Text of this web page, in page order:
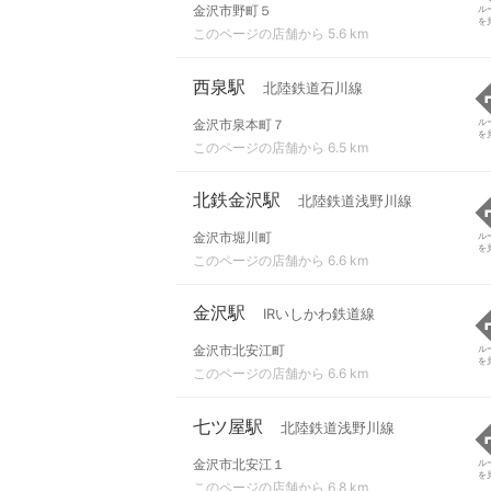
金沢市野町５
このページの店舗から 5.6 km
ル
を
西泉駅 北陸鉄道石川線
金沢市泉本町７
このページの店舗から 6.5 km
ル
を
北鉄金沢駅 北陸鉄道浅野川線
金沢市堀川町
このページの店舗から 6.6 km
ル
を
金沢駅 IRいしかわ鉄道線
金沢市北安江町
このページの店舗から 6.6 km
ル
を
七ツ屋駅 北陸鉄道浅野川線
金沢市北安江１
このページの店舗から 6.8 km
ル
を